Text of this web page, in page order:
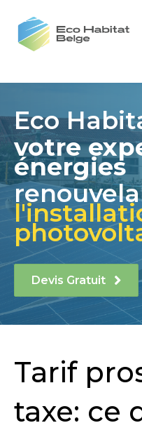
Eco
votre
énergies
Devis Gratuit
Tarif
taxe: ce